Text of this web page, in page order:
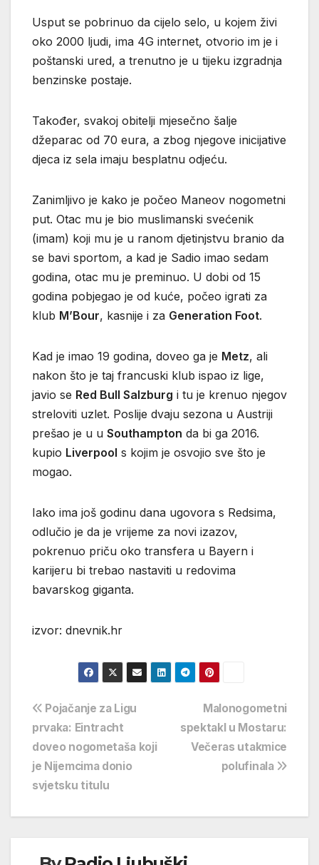
Usput se pobrinuo da cijelo selo, u kojem živi
oko 2000 ljudi, ima 4G internet, otvorio im je i
poštanski ured, a trenutno je u tijeku izgradnja
benzinske postaje.
Također, svakoj obitelji mjesečno šalje
džeparac od 70 eura, a zbog njegove inicijative
djeca iz sela imaju besplatnu odjeću.
Zanimljivo je kako je počeo Maneov nogometni
put. Otac mu je bio muslimanski svećenik
(imam) koji mu je u ranom djetinjstvu branio da
se bavi sportom, a kad je Sadio imao sedam
godina, otac mu je preminuo. U dobi od 15
godina pobjegao je od kuće, počeo igrati za
klub M’Bour, kasnije i za Generation Foot.
Kad je imao 19 godina, doveo ga je Metz, ali
nakon što je taj francuski klub ispao iz lige,
javio se Red Bull Salzburg i tu je krenuo njegov
streloviti uzlet. Poslije dvaju sezona u Austriji
prešao je u u Southampton da bi ga 2016.
kupio Liverpool s kojim je osvojio sve što je
mogao.
Iako ima još godinu dana ugovora s Redsima,
odlučio je da je vrijeme za novi izazov,
pokrenuo priču oko transfera u Bayern i
karijeru bi trebao nastaviti u redovima
bavarskog giganta.
izvor: dnevnik.hr
Navigacija
objava
Malonogometni
spektakl u Mostaru:
Večeras utakmice
polufinala
Pojačanje za Ligu
prvaka: Eintracht
doveo nogometaša koji
je Nijemcima donio
svjetsku titulu